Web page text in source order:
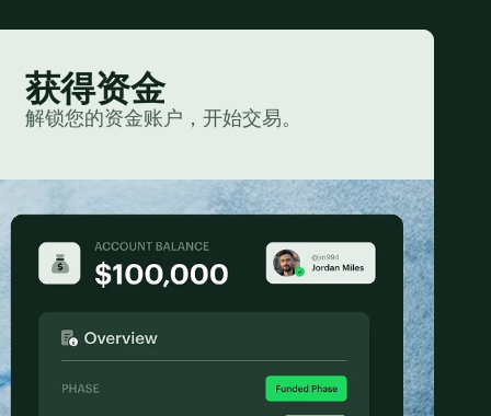
获得资金
解锁您的资金账户，开始交易。